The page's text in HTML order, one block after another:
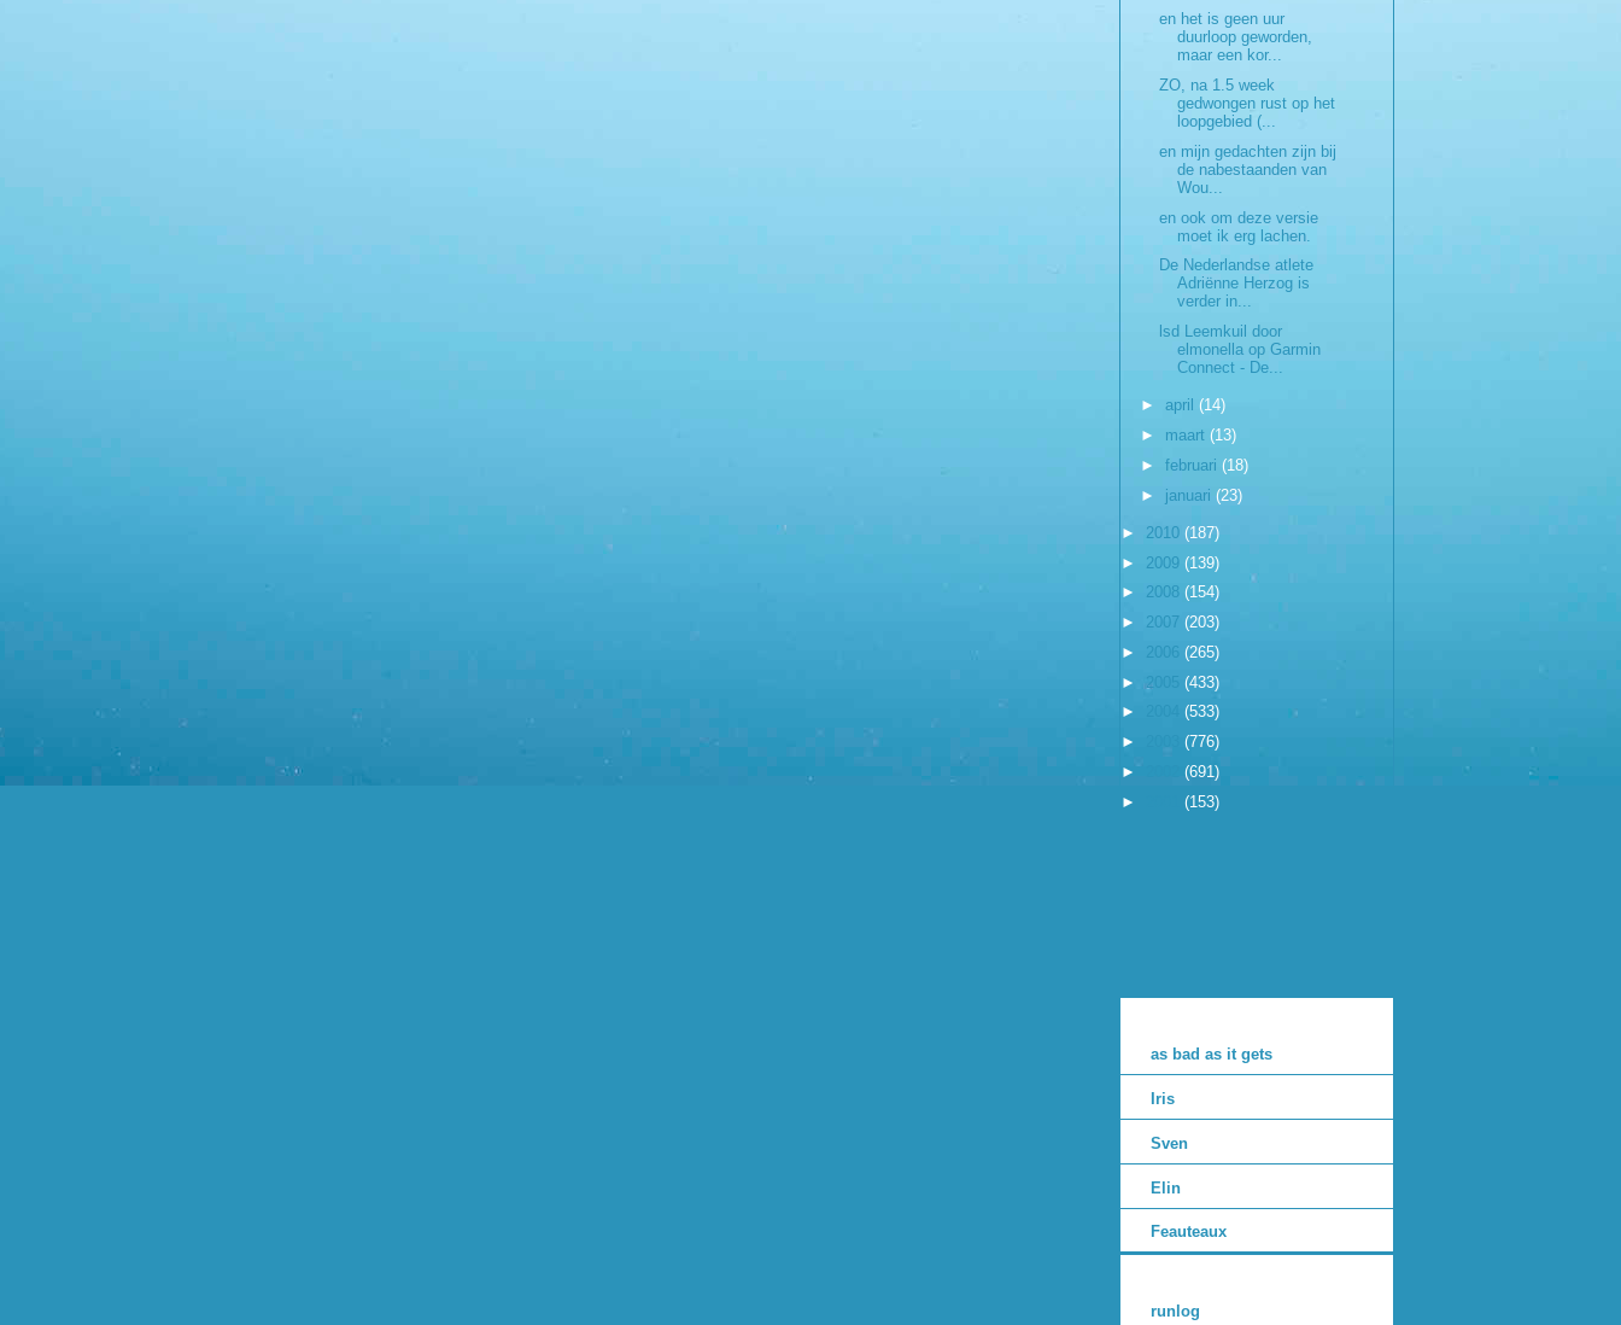
en het is geen uur
duurloop geworden,
maar een kor...
ZO, na 1.5 week
gedwongen rust op het
loopgebied (...
en mijn gedachten zijn bij
de nabestaanden van
Wou...
en ook om deze versie
moet ik erg lachen.
De Nederlandse atlete
Adriënne Herzog is
verder in...
lsd Leemkuil door
elmonella op Garmin
Connect - De...
► april (14)
► maart (13)
► februari (18)
► januari (23)
► 2010 (187)
► 2009 (139)
► 2008 (154)
► 2007 (203)
► 2006 (265)
►2005 (433)
►
(533)
►
(776)
►
(691)
►
(153)
as bad as it gets
Iris
Sven
Elin
Feauteaux
runlog